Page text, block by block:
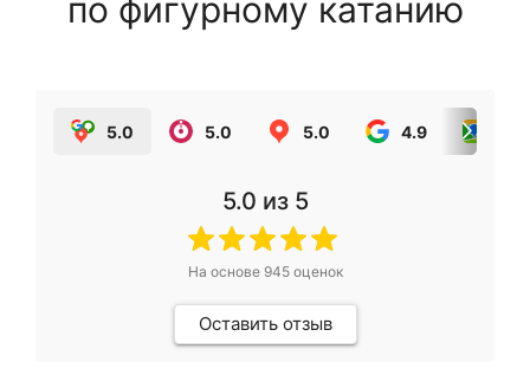
по фигурному катанию
5.0 5.0 5.0 4.9
5.0 из 5
На основе 945оценок
Оставить отзыв